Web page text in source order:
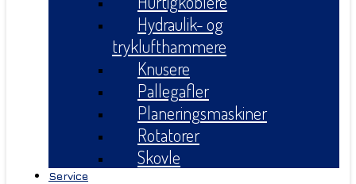
Hydraulik- og
tryklufthammere
Knusere
Pallegafler
Planeringsmaskiner
Rotatorer
Skovle
Service